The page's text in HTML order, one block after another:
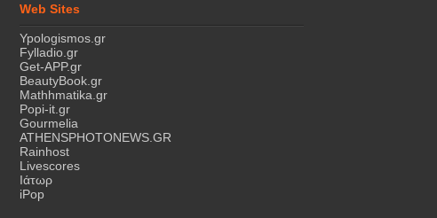
Web Sites
Ypologismos.gr
Fylladio.gr
Get-APP.gr
BeautyBook.gr
Mathhmatika.gr
Popi-it.gr
Gourmelia
ATHENSPHOTONEWS.GR
Rainhost
Livescores
Ιάτωρ
iPop